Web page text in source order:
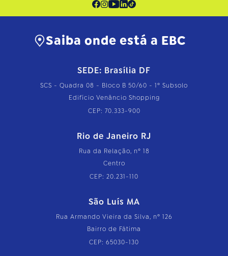
Saiba onde está a EBC
SEDE: Brasília DF
SCS - Quadra 08 - Bloco B 50/60 - 1º Subsolo
Edifício Venâncio Shopping
CEP: 70.333-900
Rio de Janeiro RJ
Rua da Relação, nº 18
Centro
CEP: 20.231-110
São Luís MA
Rua Armando Vieira da Silva, nº 126
Bairro de Fátima
CEP: 65030-130